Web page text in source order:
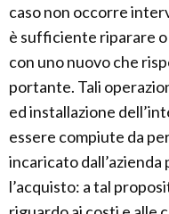
caso non occorre
è sufficiente riparare
con uno nuovo che
portante. Tali
ed installazione
essere compiute da
incaricato
l’acquisto: a tal